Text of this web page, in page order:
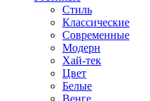
Стиль
Классические
Современные
Модерн
Хай-тек
Цвет
Белые
Венге